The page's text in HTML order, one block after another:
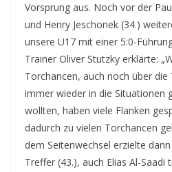
Vorsprung aus. Noch vor der
und Henry Jeschonek (34.)
unsere U17 mit einer 5:0-
Trainer Oliver Stutzky erklärte:
Torchancen, auch noch über die
immer wieder in die Situationen
wollten, haben viele Flanken
dadurch zu vielen Torchancen
dem Seitenwechsel erzielte
Treffer (43.), auch Elias Al-Saadi